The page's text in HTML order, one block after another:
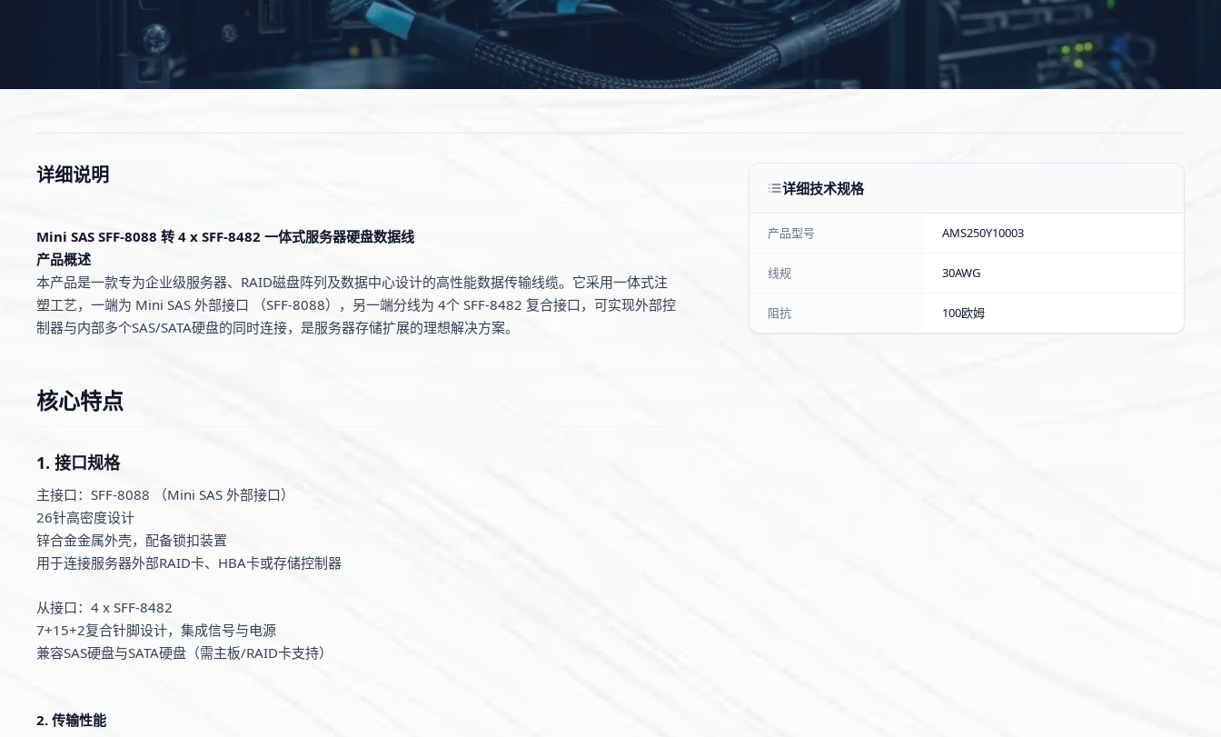
详细说明
Mini SAS SFF-8088 转 4 x SFF-8482 一体式服务器硬盘数据线
产品概述
本产品是一款专为企业级服务器、RAID磁盘阵列及数据中心设计的高性能数据传输线缆。它采用一体式注
塑工艺，一端为 Mini SAS 外部接口 （SFF-8088），另一端分线为 4个 SFF-8482 复合接口，可实现外部控
制器与内部多个SAS/SATA硬盘的同时连接，是服务器存储扩展的理想解决方案。
核心特点
1. 接口规格
主接口：SFF-8088 （Mini SAS 外部接口）
26针高密度设计
锌合金金属外壳，配备锁扣装置
用于连接服务器外部RAID卡、HBA卡或存储控制器
从接口：4 x SFF-8482
7+15+2复合针脚设计，集成信号与电源
兼容SAS硬盘与SATA硬盘（需主板/RAID卡支持）
2. 传输性能
详细技术规格
产品型号 AMS250Y10003
线规 30AWG
阻抗 100欧姆